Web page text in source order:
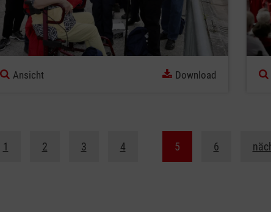
Ansicht Download
1 2 3 4 5 6